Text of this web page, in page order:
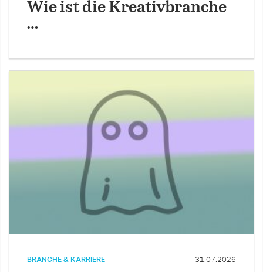
Wie ist die Kreativbranche
…
BRANCHE & KARRIERE 31.07.2026